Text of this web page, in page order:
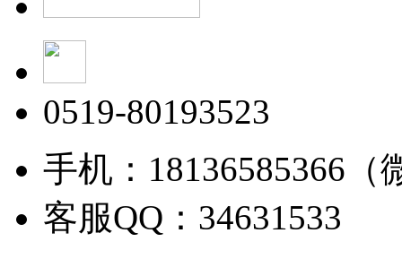
0519-80193523
手机：18136585366（
客服QQ：34631533